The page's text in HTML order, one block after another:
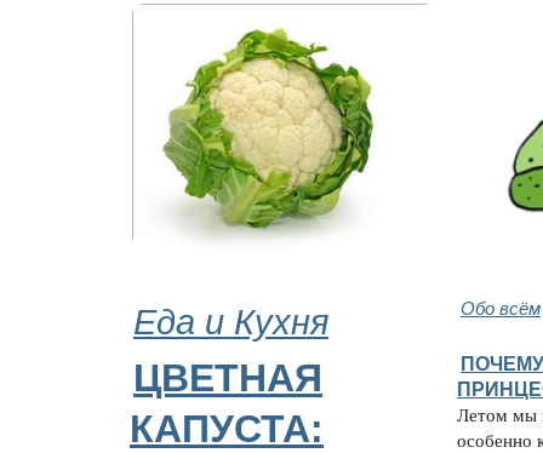
Еда и Кухня Обо всём
ЦВЕТНАЯ
КАПУСТА:
Летом мы
особенно